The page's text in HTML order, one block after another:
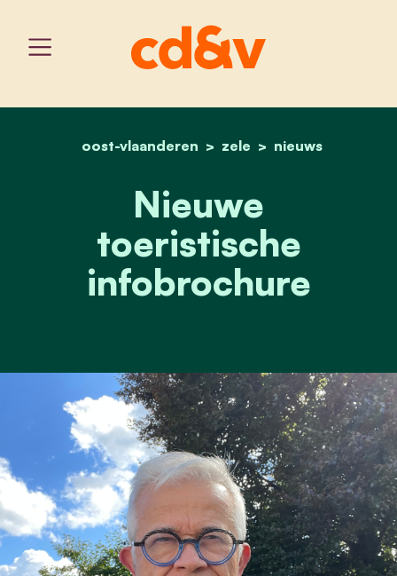
home
oost-vlaanderen zele nieuws
nieuwe toeristische
Nieuwe
toeristische
infobrochure